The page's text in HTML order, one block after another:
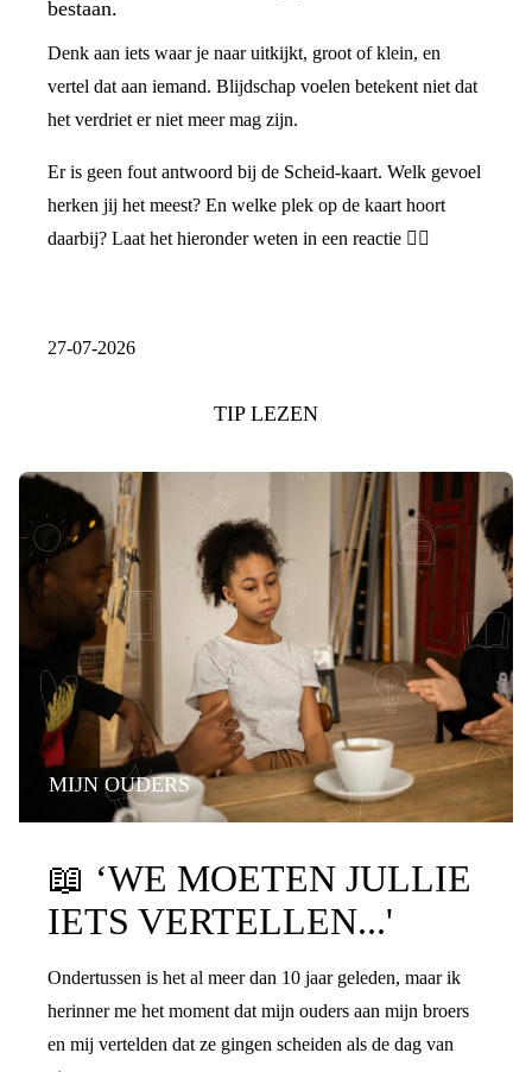
bestaan.
Denk aan iets waar je naar uitkijkt, groot of klein, en
vertel dat aan iemand. Blijdschap voelen betekent niet dat
het verdriet er niet meer mag zijn.
Er is geen fout antwoord bij de Scheid-kaart. Welk gevoel
herken jij het meest? En welke plek op de kaart hoort
daarbij? Laat het hieronder weten in een reactie 👇🏼
27-07-2026
TIP LEZEN
MIJN OUDERS
📖 ‘WE MOETEN JULLIE
IETS VERTELLEN...'
Ondertussen is het al meer dan 10 jaar geleden, maar ik
herinner me het moment dat mijn ouders aan mijn broers
en mij vertelden dat ze gingen scheiden als de dag van